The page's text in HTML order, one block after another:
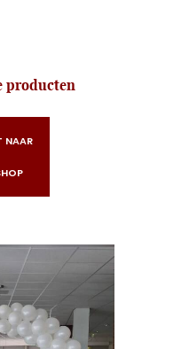
producten
NAAR